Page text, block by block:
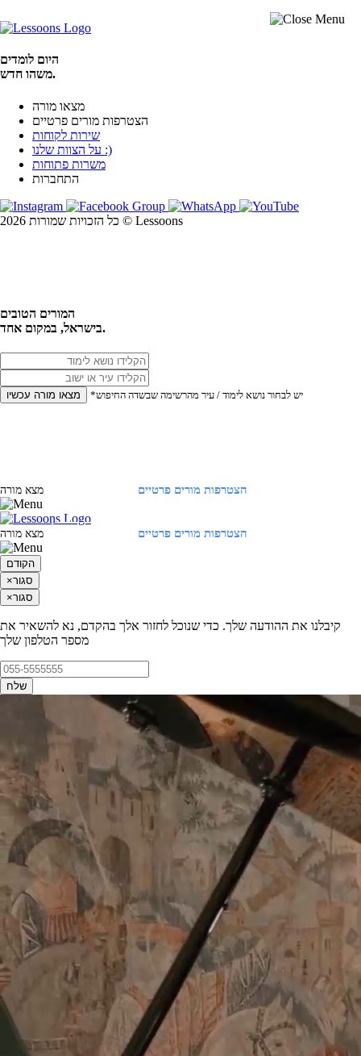
היום לומדים
משהו חדש.
מצאו מורה
הצטרפות מורים פרטיים
שירות לקוחות
על הצוות שלנו :)
משרות פתוחות
התחברות
כל הזכויות שמורות 2026 © Lessoons
המורים הטובים
בישראל, במקום אחד.
מצאו מורה עכשיו *יש לבחור נושא לימוד / עיר מהרשימה שבשדה החיפוש
הצטרפות מורים פרטיים מצא מורה
הצטרפות מורים פרטיים מצא מורה
הקודם
×סגור
×סגור
קיבלנו את ההודעה שלך. כדי שנוכל לחזור אלך בהקדם, נא להשאיר את
מספר הטלפון שלך
שלח